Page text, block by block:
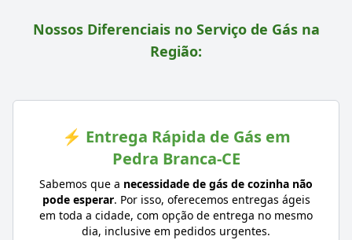
Nossos Diferenciais no Serviço de Gás na
Região:
⚡ Entrega Rápida de Gás em
Pedra Branca-CE
Sabemos que a necessidade de gás de cozinha não
pode esperar. Por isso, oferecemos entregas ágeis
em toda a cidade, com opção de entrega no mesmo
dia, inclusive em pedidos urgentes.